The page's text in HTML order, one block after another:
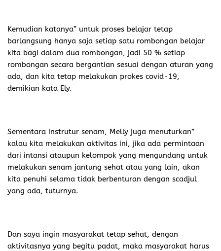
Kemudian katanya” untuk proses belajar tetap
barlangsung hanya saja setiap satu rombongan belajar
kita bagi dalam dua rombongan, jadi 50 % setiap
rombongan secara bergantian sesuai dengan aturan yang
ada, dan kita tetap melakukan prokes covid-19,
demikian kata Ely.
Sementara instrutur senam, Melly juga menuturkan”
kalau kita melakukan aktivitas ini, jika ada permintaan
dari intansi ataupun kelompok yang mengundang untuk
melakukan senam jantung sehat atau yang lain, akan
kita penuhi selama tidak berbenturan dengan scadjul
yang ada, tuturnya.
Dan saya ingin masyarakat tetap sehat, dengan
aktivitasnya yang begitu padat, maka masyarakat harus